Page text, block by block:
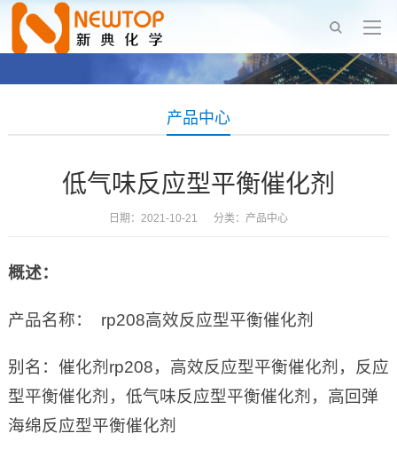
产品中心
低气味反应型平衡催化剂
日期：2021-10-21 分类： 产品中心
概述：
产品名称： rp208高效反应型平衡催化剂
别名：催化剂rp208，高效反应型平衡催化剂，反应
型平衡催化剂，低气味反应型平衡催化剂，高回弹
海绵反应型平衡催化剂